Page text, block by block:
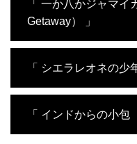
生還し
れ、5
で出
人生を狂わされてしまう。
男と知り合い、すぐに親し
にはコカインが入っていた
「 一か八かジャマ
Getaway） 」
レット
を受け
見えた
を散々
「 シエラレオネの
の反政府武装集団を武装解
た。彼がそこで目にしたも
「 インドからの小